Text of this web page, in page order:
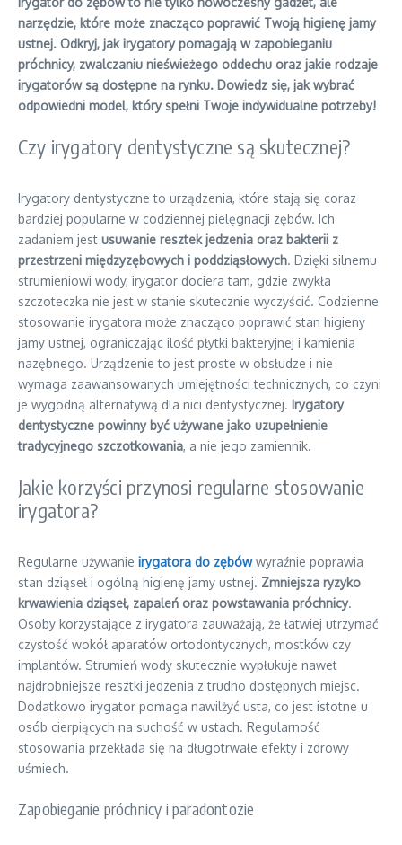
narzędzie, które może znacząco poprawić Twoją higienę jamy
ustnej. Odkryj, jak irygatory pomagają w zapobieganiu
próchnicy, zwalczaniu nieświeżego oddechu oraz jakie rodzaje
irygatorów są dostępne na rynku. Dowiedz się, jak wybrać
odpowiedni model, który spełni Twoje indywidualne potrzeby!
Czy irygatory dentystyczne są skutecznej?
Irygatory dentystyczne to urządzenia, które stają się coraz
bardziej popularne w codziennej pielęgnacji zębów. Ich
zadaniem jest usuwanie resztek jedzenia oraz bakterii z
przestrzeni międzyzębowych i poddziąsłowych. Dzięki silnemu
strumieniowi wody, irygator dociera tam, gdzie zwykła
szczoteczka nie jest w stanie skutecznie wyczyścić. Codzienne
stosowanie irygatora może znacząco poprawić stan higieny
jamy ustnej, ograniczając ilość płytki bakteryjnej i kamienia
nazębnego. Urządzenie to jest proste w obsłudze i nie
wymaga zaawansowanych umiejętności technicznych, co czyni
je wygodną alternatywą dla nici dentystycznej. Irygatory
dentystyczne powinny być używane jako uzupełnienie
tradycyjnego szczotkowania, a nie jego zamiennik.
Jakie korzyści przynosi regularne stosowanie
irygatora?
Regularne używanie irygatora do zębówwyraźnie poprawia
stan dziąseł i ogólną higienę jamy ustnej. Zmniejsza ryzyko
krwawienia dziąseł, zapaleń oraz powstawania próchnicy.
Osoby korzystające z irygatora zauważają, że łatwiej utrzymać
czystość wokół aparatów ortodontycznych, mostków czy
implantów. Strumień wody skutecznie wypłukuje nawet
najdrobniejsze resztki jedzenia z trudno dostępnych miejsc.
Dodatkowo irygator pomaga nawilżyć usta, co jest istotne u
osób cierpiących na suchość w ustach. Regularność
stosowania przekłada się na długotrwałe efekty i zdrowy
uśmiech.
Zapobieganie próchnicy i paradontozie